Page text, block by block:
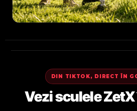
DIN TIKTOK, DIRECT ÎN
Vezi sculele